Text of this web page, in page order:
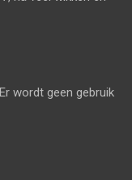
wordt geen gebruik